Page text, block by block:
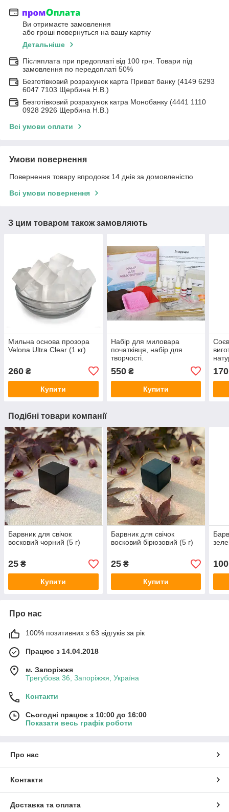
Ви отримаєте замовлення
або гроші повернуться на вашу картку
Детальніше
Післяплата при предоплаті від 100 грн. Товари під
замовлення по передоплаті 50%
Безготівковий розрахунок карта Приват банку (4149 6293
6047 7103 Щербина Н.В.)
Безготівковий розрахунок катра Монобанку (4441 1110
0928 2926 Щербина Н.В.)
Всі умови оплати
Умови повернення
Повернення товару впродовж 14 днів за домовленістю
Всі умови повернення
З цим товаром також замовляють
Мильна основа прозора
Velona Ultra Clear (1 кг)
260 ₴
Купити
Набір для миловара
початківця, набір для
творчості.
550₴
Купити
170
Подібні товари компанії
Барвник для свічок
восковий чорний (5 г)
25 ₴
Купити
Барвник для свічок
восковий бірюзовий (5 г)
25₴
Купити
100
Про нас
100% позитивних з 63 відгуків за рік
Працює з 14.04.2018
м. Запоріжжя
Трегубова 36, Запоріжжя, Україна
Контакти
Сьогодні працює з 10:00 до 16:00
Показати весь графік роботи
Про нас
Контакти
Доставка та оплата